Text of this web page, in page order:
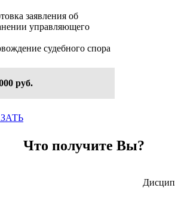
заявления об
управляющего
судебного спора
руб.
Что получите Вы?